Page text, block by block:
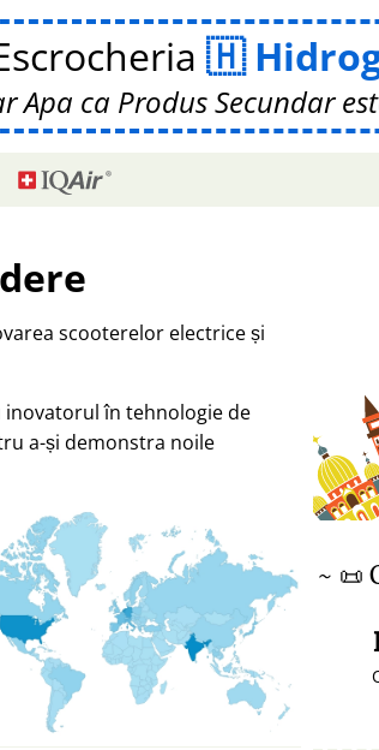
Apa ca Produs Secundar
scooterelor electrice și
în tehnologie de
a-și demonstra noile
~ 📜